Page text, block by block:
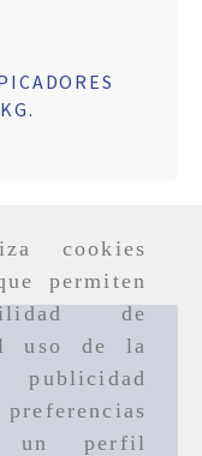
cookies
permiten
de
uso de la
un perfil